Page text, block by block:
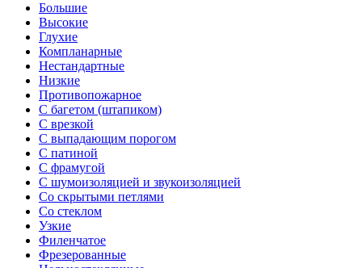
Большие
Высокие
Глухие
Компланарные
Нестандартные
Низкие
Противопожарное
С багетом (штапиком)
С врезкой
С выпадающим порогом
С патиной
С фрамугой
С шумоизоляцией и звукоизоляцией
Со скрытыми петлями
Со стеклом
Узкие
Филенчатое
Фрезерованные